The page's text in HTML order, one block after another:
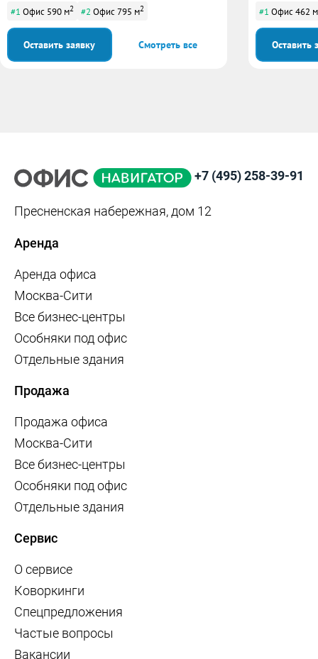
#1 Офис 590 м2 #2 Офис 795 м2
Оставить заявку Смотреть все
#1 Офис 462 м
Оставить
+7 (495) 258-39-91
Пресненская набережная, дом 12
Аренда
Аренда офиса
Москва-Сити
Все бизнес-центры
Особняки под офис
Отдельные здания
Продажа
Продажа офиса
Москва-Сити
Все бизнес-центры
Особняки под офис
Отдельные здания
Сервис
О сервисе
Коворкинги
Спецпредложения
Частые вопросы
Вакансии